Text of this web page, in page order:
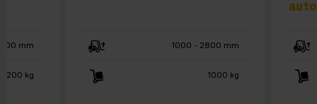
1000 - 2800 mm
1000 kg
mm
1200 kg